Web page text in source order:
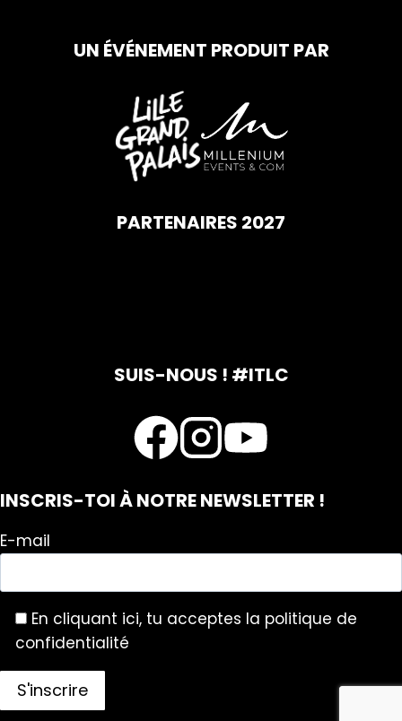
UN ÉVÉNEMENT PRODUIT PAR
PARTENAIRES 2027
SUIS-NOUS ! #ITLC
INSCRIS-TOI À NOTRE NEWSLETTER !
E-mail
En cliquant ici, tu acceptes la politique de
confidentialité